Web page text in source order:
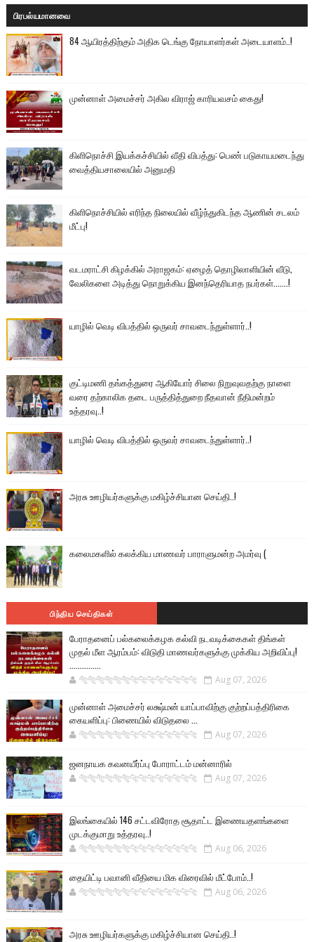
பிரபல்யமானவை
84 ஆயிரத்திற்கும் அதிக டெங்கு நோயாளர்கள் அடையாளம்..!
முன்னாள் அமைச்சர் அகில விராஜ் காரியவசம் கைது!
கிளிநொச்சி இயக்கச்சியில் வீதி விபத்து: பெண் படுகாயமடைந்து
வைத்தியசாலையில் அனுமதி
கிளிநொச்சியில் எரிந்த நிலையில் வீழ்ந்துகிடந்த ஆணின் சடலம்
மீட்பு!
வடமராட்சி கிழக்கில் அராஜகம்: ஏழைத் தொழிலாளியின் வீடு,
வேலிகளை அடித்து நொறுக்கிய இனந்தெரியாத நபர்கள்.......!
யாழில் வெடி விபத்தில் ஒருவர் சாவடைந்துள்ளார்..!
குட்டிமணி தங்கத்துரை ஆகியோர் சிலை நிறுவுவதற்கு நாளை
வரை தற்காலிக தடை பருத்தித்துறை நீதவான் நீதிமன்றம்
உத்தரவு..!
யாழில் வெடி விபத்தில் ஒருவர் சாவடைந்துள்ளார்..!
அரசு ஊழியர்களுக்கு மகிழ்ச்சியான செய்தி..!
கலைமகளில் கலக்கிய மாணவர் பாராளுமன்ற அமர்வு (
பிந்திய செய்திகள்
பேராதனைப் பல்கலைக்கழக கல்வி நடவடிக்கைகள் திங்கள்
முதல் மீள ஆரம்பம்: விடுதி மாணவர்களுக்கு முக்கிய அறிவிப்பு!
...............
🐅🐅🐅🐅🐅🐅🐆🐆🐆🐆🐆🐆🐆🐆 Aug 07, 2026
முன்னாள் அமைச்சர் லக்ஷ்மன் யாப்பாவிற்கு குற்றப்பத்திரிகை
கையளிப்பு: பிணையில் விடுதலை ...
🐅🐅🐅🐅🐅🐅🐆🐆🐆🐆🐆🐆🐆🐆 Aug 07, 2026
ஜனநாயக கவனயீர்ப்பு போராட்டம் மன்னாரில்
🐅🐅🐅🐅🐅🐅🐆🐆🐆🐆🐆🐆🐆🐆 Aug 07, 2026
இலங்கையில் 146 சட்டவிரோத சூதாட்ட இணையதளங்களை
முடக்குமாறு உத்தரவு..!
🐅🐅🐅🐅🐅🐅🐆🐆🐆🐆🐆🐆🐆🐆 Aug 06, 2026
தையிட்டி பவானி வீதியை மிக விரைவில் மீட்போம்..!
🐅🐅🐅🐅🐅🐅🐆🐆🐆🐆🐆🐆🐆🐆 Aug 06, 2026
அரசு ஊழியர்களுக்கு மகிழ்ச்சியான செய்தி..!